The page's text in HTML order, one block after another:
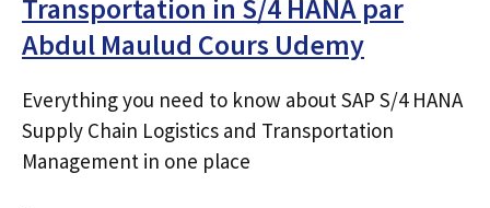
Transportation in S/4 HANA par
Abdul Maulud Cours Udemy
Everything you need to know about SAP S/4 HANA
Supply Chain Logistics and Transportation
Management in one place